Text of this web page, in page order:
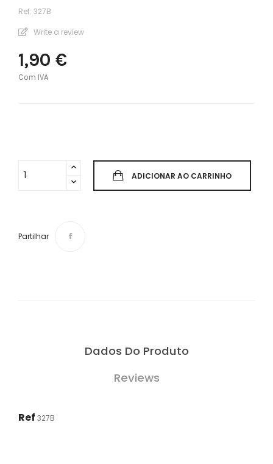
Ref: 327B
Write a review
1,90 €
Com IVA
ADICIONAR AO CARRINHO
Partilhar
Dados Do Produto
Reviews
Ref 327B